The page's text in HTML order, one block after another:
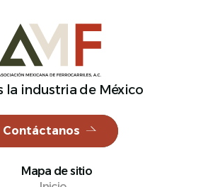
la industria de México
Contáctanos
Mapa de sitio